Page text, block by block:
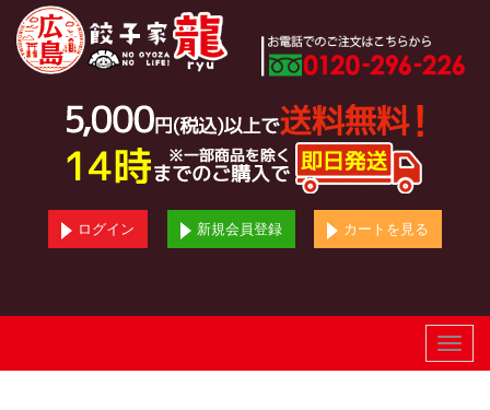
ログイン 新規会員登録 カートを見る
Toggle